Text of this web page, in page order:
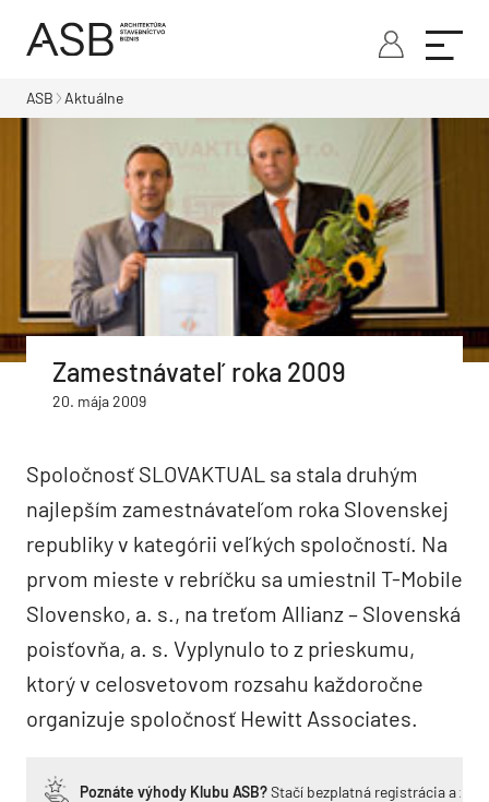
ASB Aktuálne
Zamestnávateľ roka 2009
20. mája 2009
Spoločnosť SLOVAKTUAL sa stala druhým
najlepším zamestnávateľom roka Slovenskej
republiky v kategórii veľkých spoločností. Na
prvom mieste v rebríčku sa umiestnil T-Mobile
Slovensko, a. s., na treťom Allianz – Slovenská
poisťovňa, a. s. Vyplynulo to z prieskumu,
ktorý v celosvetovom rozsahu každoročne
organizuje spoločnosť Hewitt Associates.
Poznáte výhody Klubu ASB?Stačí bezplatná registrácia a